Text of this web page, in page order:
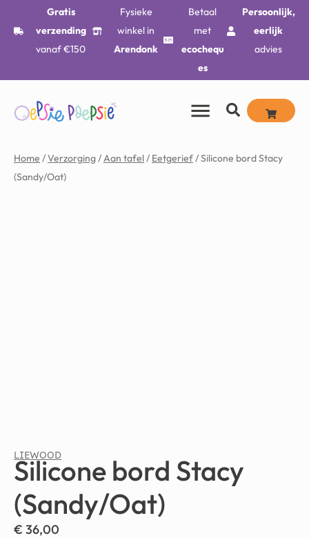
Gratis
verzending
vanaf €150
Fysieke
winkel in
Arendonk
Betaal
met
ecochequ
es
Persoonlijk,
eerlijk
advies
Home /Verzorging/Aan tafel/ Eetgerief/ Silicone bord Stacy
(Sandy/Oat)
LIEWOOD
Silicone bord Stacy
(Sandy/Oat)
€ 36,00